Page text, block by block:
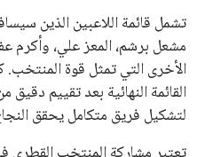
تشمل قائمة اللاعبين الذين
مشعل برشم، المعز علي، وأكرم
الأخرى التي تمثل قوة المنتخب.
القائمة النهائية بعد تقييم
لتشكيل فريق متكامل يحقق